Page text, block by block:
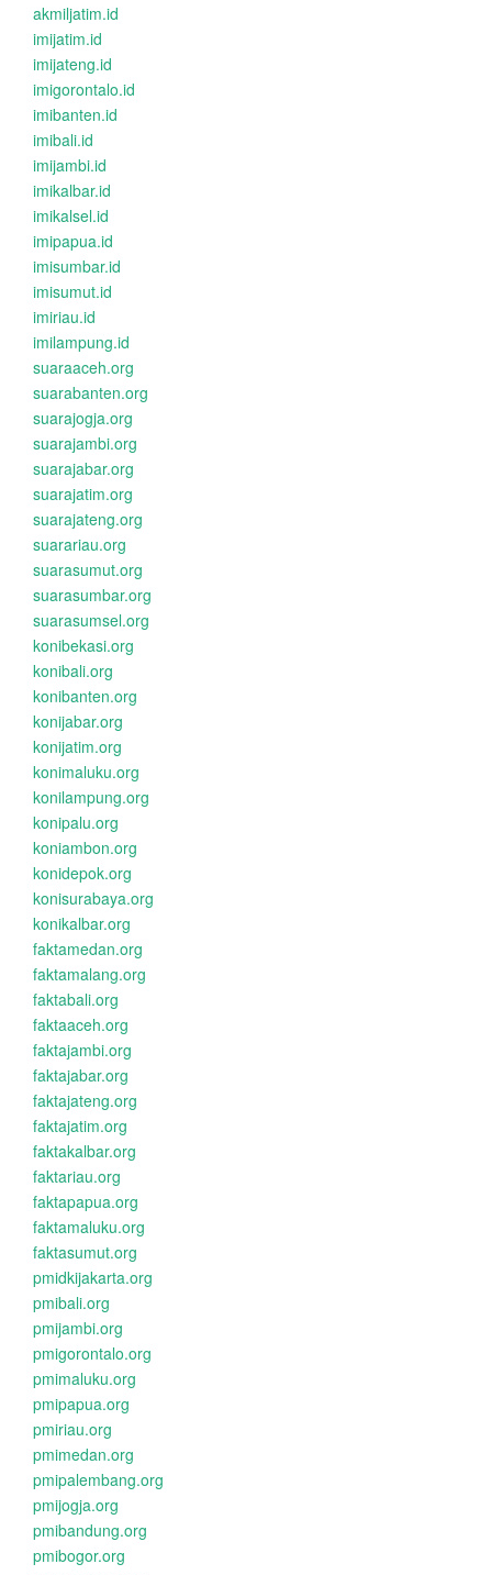
akmiljatim.id
imijatim.id
imijateng.id
imigorontalo.id
imibanten.id
imibali.id
imijambi.id
imikalbar.id
imikalsel.id
imipapua.id
imisumbar.id
imisumut.id
imiriau.id
imilampung.id
suaraaceh.org
suarabanten.org
suarajogja.org
suarajambi.org
suarajabar.org
suarajatim.org
suarajateng.org
suarariau.org
suarasumut.org
suarasumbar.org
suarasumsel.org
konibekasi.org
konibali.org
konibanten.org
konijabar.org
konijatim.org
konimaluku.org
konilampung.org
konipalu.org
koniambon.org
konidepok.org
konisurabaya.org
konikalbar.org
faktamedan.org
faktamalang.org
faktabali.org
faktaaceh.org
faktajambi.org
faktajabar.org
faktajateng.org
faktajatim.org
faktakalbar.org
faktariau.org
faktapapua.org
faktamaluku.org
faktasumut.org
pmidkijakarta.org
pmibali.org
pmijambi.org
pmigorontalo.org
pmimaluku.org
pmipapua.org
pmiriau.org
pmimedan.org
pmipalembang.org
pmijogja.org
pmibandung.org
pmibogor.org